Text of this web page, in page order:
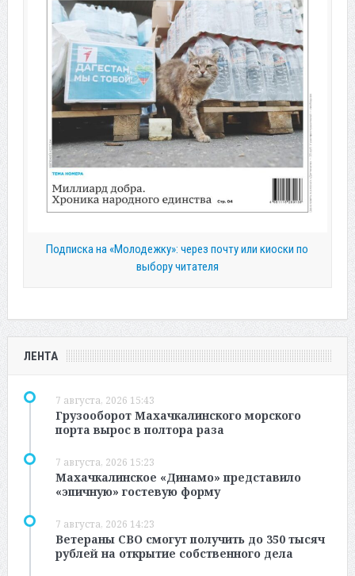
Подписка на «Молодежку»: через почту или киоски по
выбору читателя
ЛЕНТА
7 августа, 2026 15:43
Грузооборот Махачкалинского морского
порта вырос в полтора раза
7 августа, 2026 15:23
Махачкалинское «Динамо» представило
«эпичную» гостевую форму
7 августа, 2026 14:23
Ветераны СВО смогут получить до 350 тысяч
рублей на открытие собственного дела